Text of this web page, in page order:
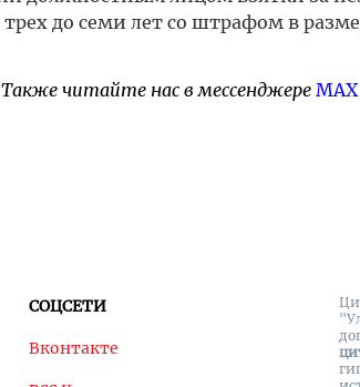
до семи лет со штрафом в
читайте нас в мессенджере MAX
СОЦСЕТИ
Вконтакте